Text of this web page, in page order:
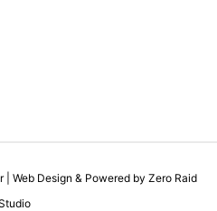
Web Design & Powered by Zero Raid